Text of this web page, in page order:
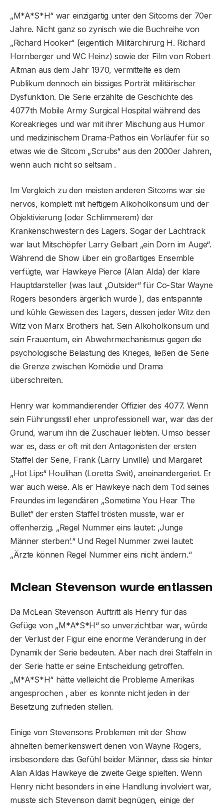
„M*A*S*H“ war einzigartig unter den Sitcoms der 70er
Jahre. Nicht ganz so zynisch wie die Buchreihe von
„Richard Hooker“ (eigentlich Militärchirurg H. Richard
Hornberger und WC Heinz) sowie der Film von Robert
Altman aus dem Jahr 1970, vermittelte es dem
Publikum dennoch ein bissiges Porträt militärischer
Dysfunktion. Die Serie erzählte die Geschichte des
4077th Mobile Army Surgical Hospital während des
Koreakrieges und war mit ihrer Mischung aus Humor
und medizinischem Drama-Pathos ein Vorläufer für so
etwas wie die Sitcom „Scrubs“ aus den 2000er Jahren,
wenn auch nicht so seltsam .
Im Vergleich zu den meisten anderen Sitcoms war sie
nervös, komplett mit heftigem Alkoholkonsum und der
Objektivierung (oder Schlimmerem) der
Krankenschwestern des Lagers. Sogar der Lachtrack
war laut Mitschöpfer Larry Gelbart „ein Dorn im Auge“.
Während die Show über ein großartiges Ensemble
verfügte, war Hawkeye Pierce (Alan Alda) der klare
Hauptdarsteller (was laut „Outsider“ für Co-Star Wayne
Rogers besonders ärgerlich wurde ), das entspannte
und kühle Gewissen des Lagers, dessen jeder Witz den
Witz von Marx Brothers hat. Sein Alkoholkonsum und
sein Frauentum, ein Abwehrmechanismus gegen die
psychologische Belastung des Krieges, ließen die Serie
die Grenze zwischen Komödie und Drama
überschreiten.
Henry war kommandierender Offizier des 4077. Wenn
sein Führungsstil eher unprofessionell war, war das der
Grund, warum ihn die Zuschauer liebten. Umso besser
war es, dass er oft mit den Antagonisten der ersten
Staffel der Serie, Frank (Larry Linville) und Margaret
„Hot Lips“ Houlihan (Loretta Swit), aneinandergeriet. Er
war auch weise. Als er Hawkeye nach dem Tod seines
Freundes im legendären „Sometime You Hear The
Bullet“ der ersten Staffel trösten musste, war er
offenherzig. „Regel Nummer eins lautet: ‚Junge
Männer sterben‘.“ Und Regel Nummer zwei lautet:
„Ärzte können Regel Nummer eins nicht ändern.“
Mclean Stevenson wurde entlassen
Da McLean Stevenson Auftritt als Henry für das
Gefüge von „M*A*S*H“ so unverzichtbar war, würde
der Verlust der Figur eine enorme Veränderung in der
Dynamik der Serie bedeuten. Aber nach drei Staffeln in
der Serie hatte er seine Entscheidung getroffen.
„M*A*S*H“ hätte vielleicht die Probleme Amerikas
angesprochen , aber es konnte nicht jeden in der
Besetzung zufrieden stellen.
Einige von Stevensons Problemen mit der Show
ähnelten bemerkenswert denen von Wayne Rogers,
insbesondere das Gefühl beider Männer, dass sie hinter
Alan Aldas Hawkeye die zweite Geige spielten. Wenn
Henry nicht besonders in eine Handlung involviert war,
musste sich Stevenson damit begnügen, einige der